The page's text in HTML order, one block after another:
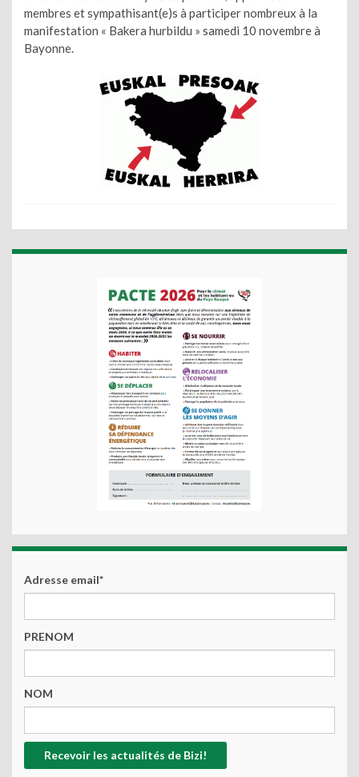
membres et sympathisant(e)s à participer nombreux à la
manifestation « Bakera hurbildu » samedi 10 novembre à
Bayonne.
Adresse email*
PRENOM
NOM